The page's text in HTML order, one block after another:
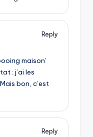
Reply
maison’
: j’ai les
bon, c’est
Reply